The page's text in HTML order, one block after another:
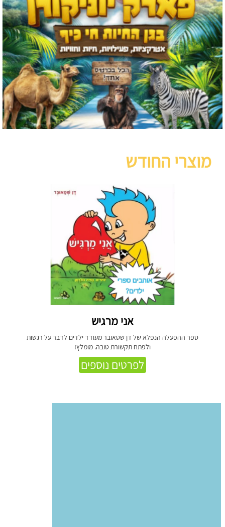
מוצרי החודש
אני מרגיש
ספר ההפעלה הנפלא של דן שטאובר מעודד ילדים לדבר על רגשות
ולפתח תקשורת טובה. מומלץ!
לפרטים נוספים